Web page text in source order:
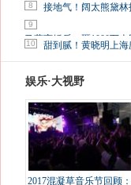
8 接地气！阔太熊黛
9
马蓉离婚后，砸1000万
10 甜到腻！黄晓明上
娱乐·大视野
2017混凝草音乐节回顾：